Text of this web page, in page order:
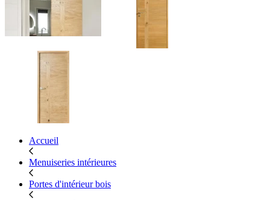
Accueil
Menuiseries intérieures
Portes d'intérieur bois